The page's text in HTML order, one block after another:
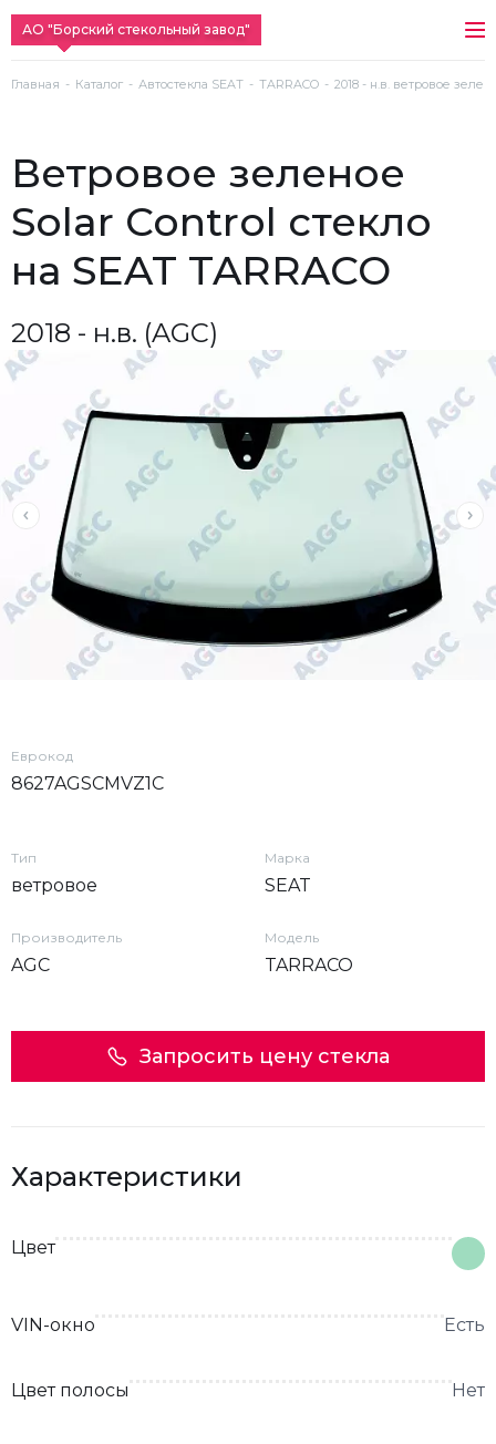
АО "Борский стекольный завод"
Главная Каталог Автостекла SEAT TARRACO 2018 - н.в. ветровое
ветровое зеленое
Solar Control стекло
на SEAT TARRACO
2018 - н.в. (AGC)
Еврокод
8627AGSCMVZ1C
Тип
ветровое
Марка
SEAT
Производитель
AGC
Модель
TARRACO
Запросить цену стекла
Характеристики
Цвет
VIN-окно Есть
Цвет полосы Нет